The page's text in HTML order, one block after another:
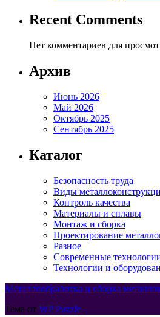
Recent Comments
Нет комментариев для
Архив
Июнь 2026
Май 2026
Октябрь 2025
Сентябрь 2025
Каталог
Безопасность труда
Виды
Контроль качества
Материалы и сплавы
Монтаж и сборка
Проектирование
Разное
Современные
Технологии и
Металлообработка и сборка
Тема от WP Puzzle